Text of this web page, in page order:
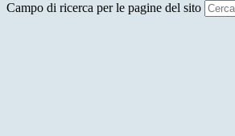
Campo di ricerca per le pagine del sito